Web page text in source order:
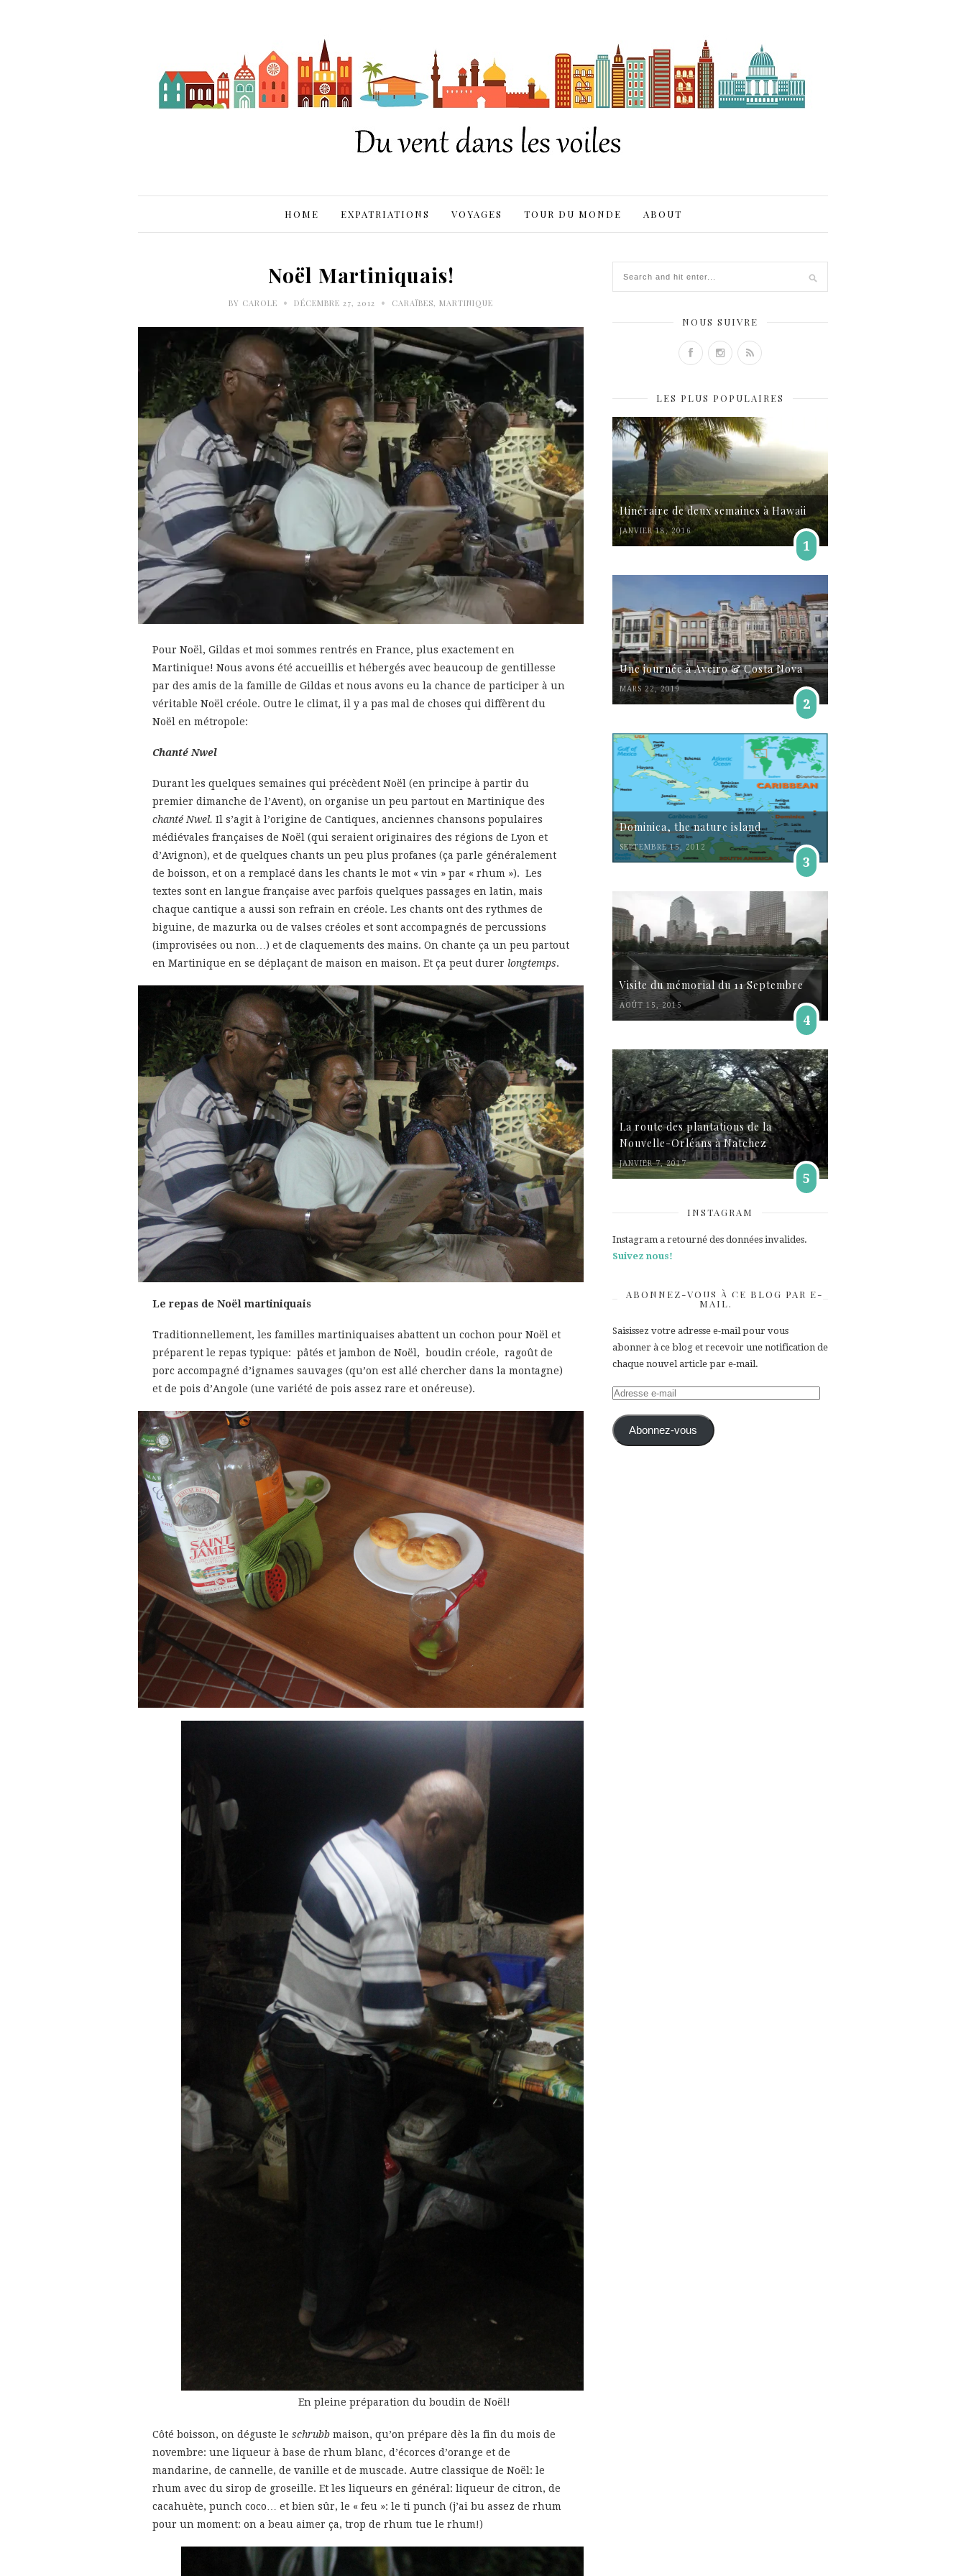
HOME EXPATRIATIONS VOYAGES TOUR DU MONDE ABOUT
Noël Martiniquais!
BY CAROLE • DÉCEMBRE 27, 2012 • CARAÏBES, MARTINIQUE
Pour Noël, Gildas et moi sommes rentrés en France, plus exactement en
Martinique! Nous avons été accueillis et hébergés avec beaucoup de gentillesse
par des amis de la famille de Gildas et nous avons eu la chance de participer à un
véritable Noël créole. Outre le climat, il y a pas mal de choses qui diffèrent du
Noël en métropole:
Chanté Nwel
Durant les quelques semaines qui précèdent Noël (en principe à partir du
premier dimanche de l’Avent), on organise un peu partout en Martinique des
chanté Nwel. Il s’agit à l’origine de Cantiques, anciennes chansons populaires
médiévales françaises de Noël (qui seraient originaires des régions de Lyon et
d’Avignon), et de quelques chants un peu plus profanes (ça parle généralement
de boisson, et on a remplacé dans les chants le mot « vin » par « rhum »). Les
textes sont en langue française avec parfois quelques passages en latin, mais
chaque cantique a aussi son refrain en créole. Les chants ont des rythmes de
biguine, de mazurka ou de valses créoles et sont accompagnés de percussions
(improvisées ou non…) et de claquements des mains. On chante ça un peu partout
en Martinique en se déplaçant de maison en maison. Et ça peut durer longtemps.
Le repas de Noël martiniquais
Traditionnellement, les familles martiniquaises abattent un cochon pour Noël et
préparent le repas typique: pâtés et jambon de Noël, boudin créole, ragoût de
porc accompagné d’ignames sauvages (qu’on est allé chercher dans la montagne)
et de pois d’Angole (une variété de pois assez rare et onéreuse).
En pleine préparation du boudin de Noël!
Côté boisson, on déguste le schrubb maison, qu’on prépare dès la fin du mois de
novembre: une liqueur à base de rhum blanc, d’écorces d’orange et de
mandarine, de cannelle, de vanille et de muscade. Autre classique de Noël: le
rhum avec du sirop de groseille. Et les liqueurs en général: liqueur de citron, de
cacahuète, punch coco… et bien sûr, le « feu »: le ti punch (j’ai bu assez de rhum
pour un moment: on a beau aimer ça, trop de rhum tue le rhum!)
NOUS SUIVRE
LES PLUS POPULAIRES
Itinéraire de deux semaines à Hawaii
JANVIER 18, 2016
1
Une journée à Aveiro & Costa Nova
MARS 22, 2019
2
Dominica, the nature island
SEPTEMBRE 15, 2012
3
Visite du mémorial du 11 Septembre
AOÛT 15, 2015
4
La route des plantations de la
Nouvelle-Orléans à Natchez
JANVIER 7, 2017
5
INSTAGRAM
Instagram a retourné des données invalides.
Suivez nous!
ABONNEZ-VOUS À CE BLOG PAR E-
MAIL.
Saisissez votre adresse e-mail pour vous
abonner à ce blog et recevoir une notification de
chaque nouvel article par e-mail.
Adresse
mail Abonnez-vous